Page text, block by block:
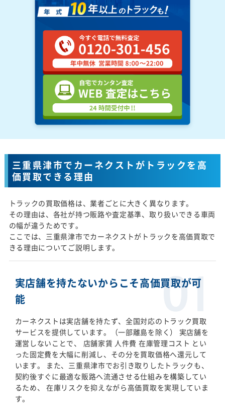
三重県津市でカーネクストがトラックを高
価買取できる理由
トラックの買取価格は、業者ごとに大きく異なります。
その理由は、各社が持つ販路や査定基準、取り扱いできる車両
の幅が違うためです。
ここでは、三重県津市でカーネクストがトラックを高価買取で
きる理由についてご説明します。
実店舗を持たないからこそ高価買取が可
能
カーネクストは実店舗を持たず、全国対応のトラック買取
サービスを提供しています。（一部離島を除く） 実店舗を
運営しないことで、 店舗家賃 人件費 在庫管理コスト とい
った固定費を大幅に削減し、その分を買取価格へ還元して
います。 また、三重県津市でお引き取りしたトラックも、
契約後すぐに最適な販路へ流通させる仕組みを構築してい
るため、 在庫リスクを抑えながら高価買取を実現していま
す。